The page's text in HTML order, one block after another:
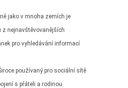
jako v mnoha zemích je
z nejnavštěvovanějších
pro vyhledávání informací
používaný pro sociální sítě
s přáteli a rodinou.